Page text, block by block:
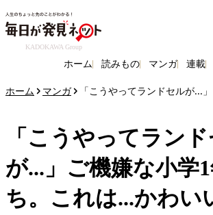
KADOKAWA Group
ホーム 読みもの マンガ 連載
ホーム マンガ 「こうやってランドセルが...
「こうやってラン
が...」ご機嫌な小学
ち。これは...かわい